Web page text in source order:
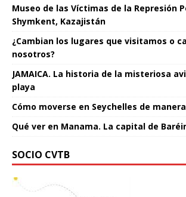
Museo de las Víctimas de la Represión
Shymkent, Kazajistán
¿Cambian los lugares que visitamos o
nosotros?
JAMAICA. La historia de la misteriosa
playa
Cómo moverse en Seychelles de
Qué ver en Manama. La capital de
SOCIO CVTB